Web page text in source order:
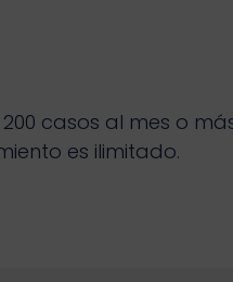
casos al mes o
es ilimitado.